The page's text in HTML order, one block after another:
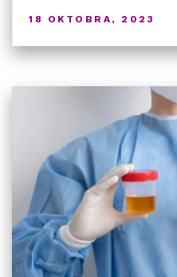
18 OKTOBRA, 2023